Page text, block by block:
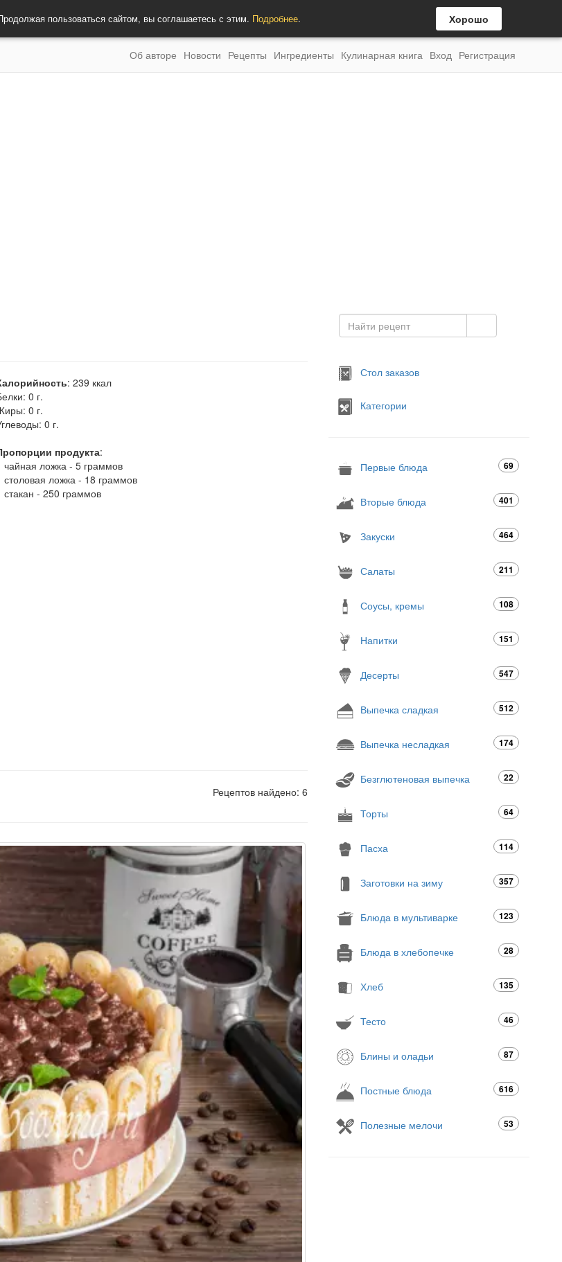
пользоваться сайтом, вы соглашаетесь с этим. Подробнее. Хорошо
Об авторе Новости Рецепты Ингредиенты Кулинарная книга Вход Регистрация
: 239 ккал
0 г.
0 г.
0 г.
продукта:
чайная ложка - 5 граммов
столовая ложка - 18 граммов
стакан - 250 граммов
Рецептов найдено: 6
Стол заказов
Категории
Первые блюда 69
Вторые блюда 401
Закуски 464
Салаты 211
Соусы, кремы 108
Напитки 151
Десерты 547
Выпечка сладкая 512
Выпечка несладкая 174
Безглютеновая выпечка 22
Торты 64
Пасха 114
Заготовки на зиму 357
Блюда в мультиварке 123
Блюда в хлебопечке 28
Хлеб 135
Тесто 46
Блины и оладьи 87
Постные блюда 616
Полезные мелочи 53